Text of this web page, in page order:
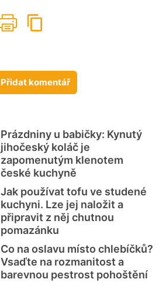
Přidat komentář
Prázdniny u babičky: Kynutý
jihočeský koláč je
zapomenutým klenotem
české kuchyně
Jak používat tofu ve studené
kuchyni. Lze jej naložit a
připravit z něj chutnou
pomazánku
Co na oslavu místo chlebíčků?
Vsaďte na rozmanitost a
barevnou pestrost pohoštění